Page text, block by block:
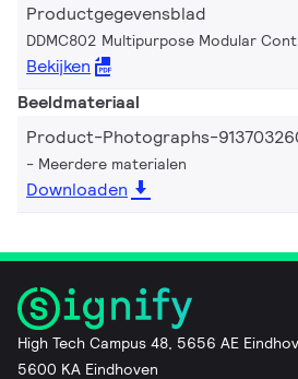
Productgegevensblad
DDMC802 Multipurpose Modular
Bekijken
Beeldmateriaal
Product-Photographs-
Meerdere materialen
Downloaden
High Tech Campus 48, 5656 AE
5600 KA Eindhoven